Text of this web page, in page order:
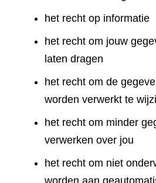
het recht op informatie
het recht om jouw
laten dragen
het recht om de
worden verwerkt te
het recht om minder
verwerken over jou
het recht om niet
worden aan